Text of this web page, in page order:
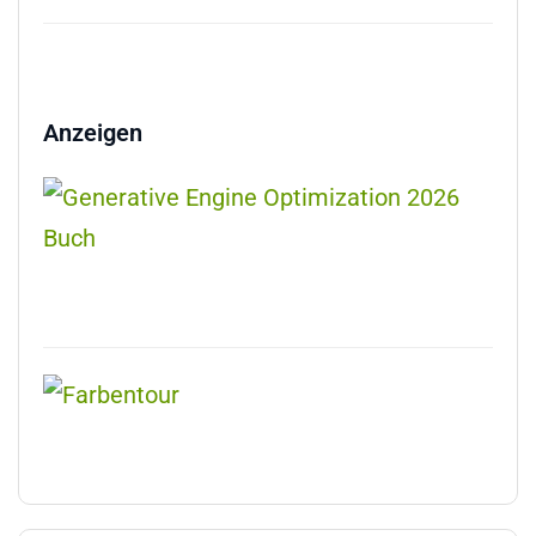
Anzeigen